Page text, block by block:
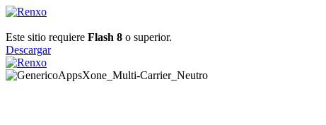
Este sitio requiere Flash 8 o superior.
Descargar